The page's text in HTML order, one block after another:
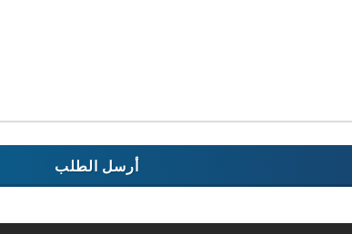
أرسل الطلب